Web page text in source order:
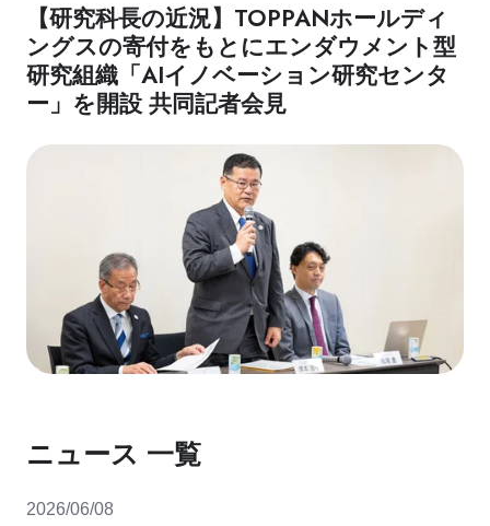
【研究科長の近況】TOPPANホールディ
ングスの寄付をもとにエンダウメント型
研究組織「AIイノベーション研究センタ
ー」を開設 共同記者会見
ニュース 一覧
2026/06/08